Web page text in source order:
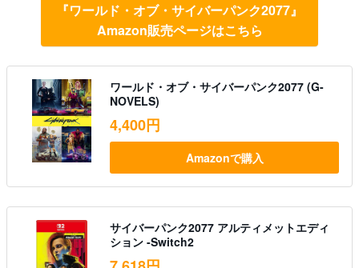
『ワールド・オブ・サイバーパンク2077』
Amazon販売ページはこちら
ワールド・オブ・サイバーパンク2077 (G-
NOVELS)
4,400円
Amazonで購入
サイバーパンク2077 アルティメットエディ
ション -Switch2